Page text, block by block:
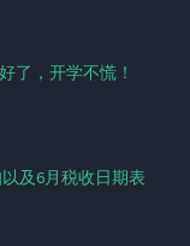
了，开学不慌！
以及6月税收日期表